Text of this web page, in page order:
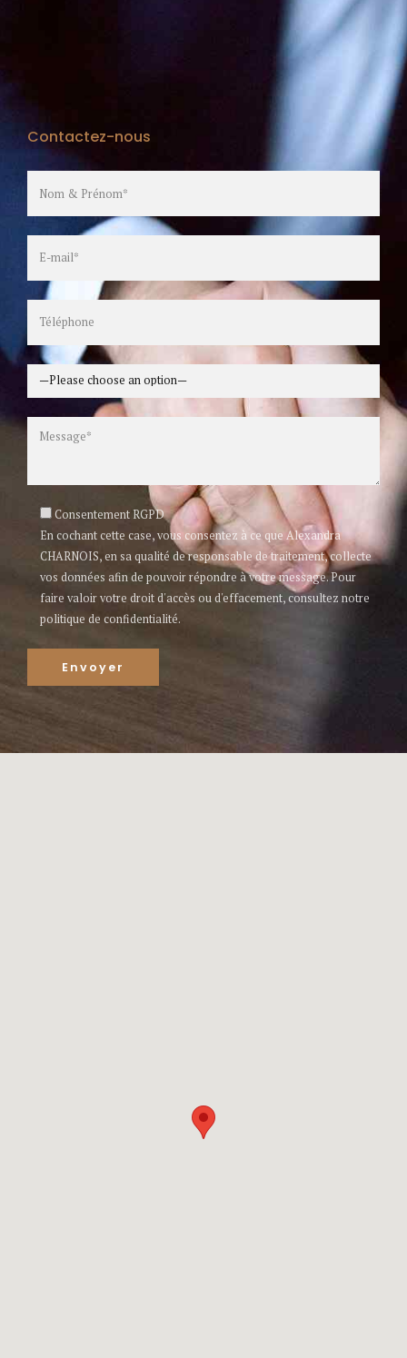
Contactez-nous
Consentement RGPD
En cochant cette case, vous consentez à ce que Alexandra
CHARNOIS, en sa qualité de responsable de traitement, collecte
vos données afin de pouvoir répondre à votre message. Pour
faire valoir votre droit d'accès ou d'effacement, consultez notre
politique de confidentialité.